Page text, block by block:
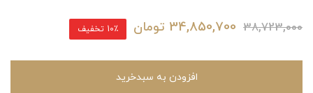
38,723,000
34,850,700 تومان 10٪ تخفیف
افزودن به سبدخرید